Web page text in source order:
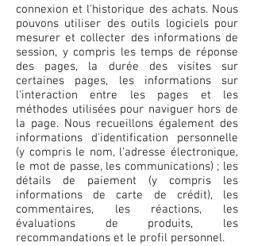
connexion et l'historique des achats. Nous
pouvons utiliser des outils logiciels pour
mesurer et collecter des informations de
session, y compris les temps de réponse
des pages, la durée des visites sur
certaines pages, les informations sur
l'interaction entre les pages et les
méthodes utilisées pour naviguer hors de
la page. Nous recueillons également des
informations d'identification personnelle
(y compris le nom, l'adresse électronique,
le mot de passe, les communications) ; les
détails de paiement (y compris les
informations de carte de crédit), les
commentaires, les réactions, les
évaluations de produits, les
recommandations et le profil personnel.